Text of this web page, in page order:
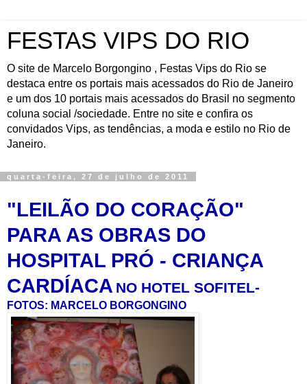
FESTAS VIPS DO RIO
O site de Marcelo Borgongino , Festas Vips do Rio se
destaca entre os portais mais acessados do Rio de Janeiro
e um dos 10 portais mais acessados do Brasil no segmento
coluna social /sociedade. Entre no site e confira os
convidados Vips, as tendências, a moda e estilo no Rio de
Janeiro.
quarta-feira, 27 de julho de 2011
"LEILÃO DO CORAÇÃO"
PARA AS OBRAS DO
HOSPITAL PRÓ - CRIANÇA
CARDÍACA NO HOTEL SOFITEL-
FOTOS: MARCELO BORGONGINO